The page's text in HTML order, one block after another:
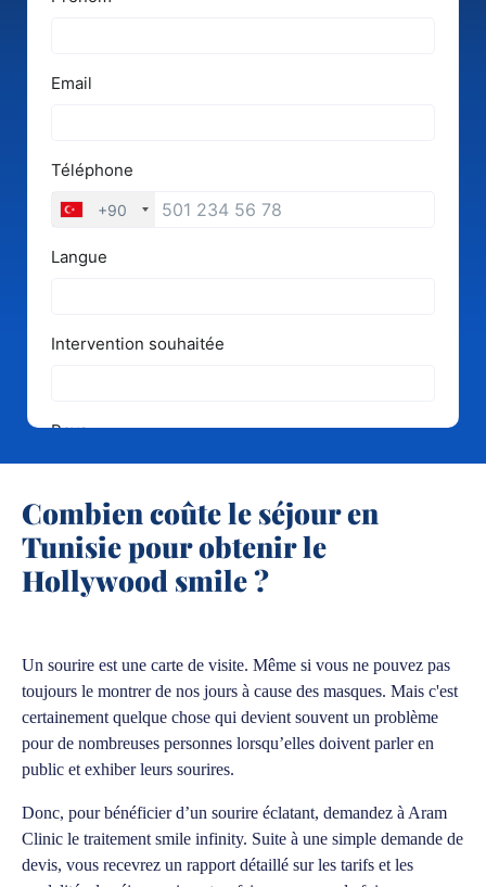
Combien coûte le séjour en
Tunisie pour obtenir le
Hollywood smile ?
Un sourire est une carte de visite. Même si vous ne pouvez pas
toujours le montrer de nos jours à cause des masques. Mais c'est
certainement quelque chose qui devient souvent un problème
pour de nombreuses personnes lorsqu’elles doivent parler en
public et exhiber leurs sourires.
Donc, pour bénéficier d’un sourire éclatant, demandez à Aram
Clinic le traitement smile infinity. Suite à une simple demande de
devis, vous recevrez un rapport détaillé sur les tarifs et les